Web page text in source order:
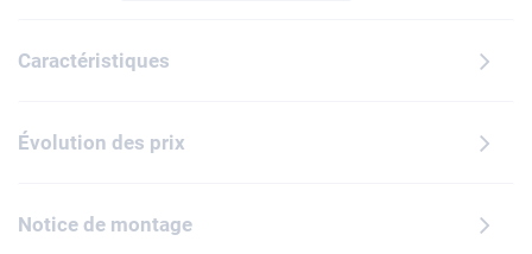
la tête et la bouche de cette réplique d'Arcanin riche en
poses dynamiques. Avec sa posture majestueuse et sa
luxuriante fourrure, cette figurine Pokémon complète à
vidéo. Offrez-vous ou offrez à d'autres fans ce cadeau
spectaculaire, pour un anniversaire, les fêtes ou une
Caractéristiques
Évolution des prix
Notice de montage